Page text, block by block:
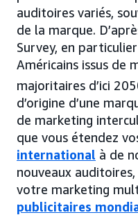
auditoires variés,
de la marque.
Survey, en
Américains issus de
majoritaires d’ici
d’origine d’une
de marketing
que vous étendez
international à de
nouveaux
votre marketing
publicitaires